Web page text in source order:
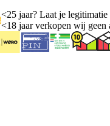
<25 jaar? Laat je legitimatie
<18 jaar verkopen wij geen